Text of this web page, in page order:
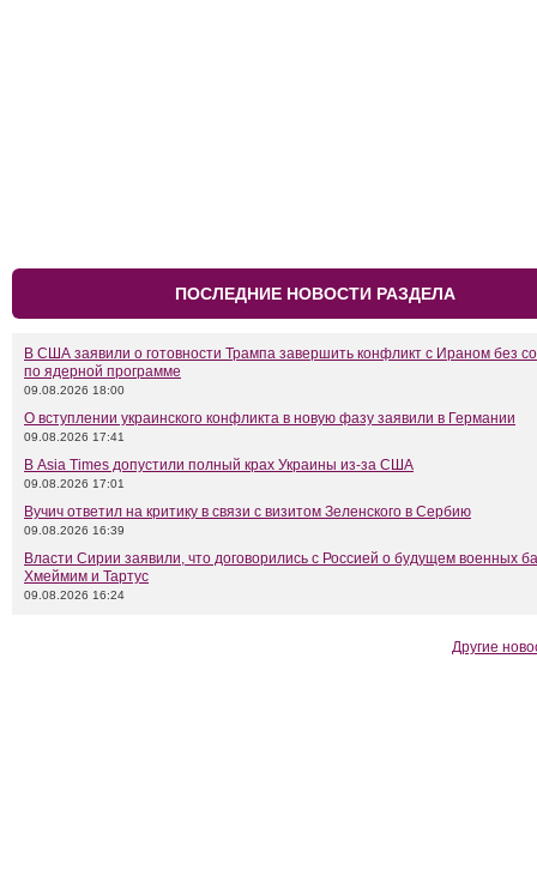
ПОСЛЕДНИЕ НОВОСТИ РАЗДЕЛА
В США заявили о готовности Трампа завершить конфликт с Ираном без
по ядерной программе
09.08.2026 18:00
О вступлении украинского конфликта в новую фазу заявили в Германии
09.08.2026 17:41
В Asia Times допустили полный крах Украины из-за США
09.08.2026 17:01
Вучич ответил на критику в связи с визитом Зеленского в Сербию
09.08.2026 16:39
Власти Сирии заявили, что договорились с Россией о будущем военных
Хмеймим и Тартус
09.08.2026 16:24
Другие